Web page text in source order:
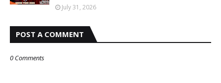
July 31, 2026
POST A COMMENT
0 Comments